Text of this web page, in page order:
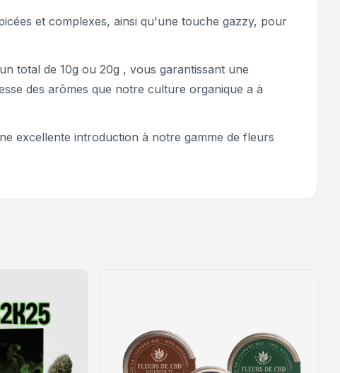
et complexes, ainsi qu'une touche gazzy, pour
total de 10g ou 20g , vous garantissant une
des arômes que notre culture organique a à
excellente introduction à notre gamme de fleurs